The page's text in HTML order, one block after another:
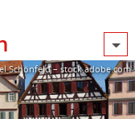
Schönfeld – stock.adobe.com